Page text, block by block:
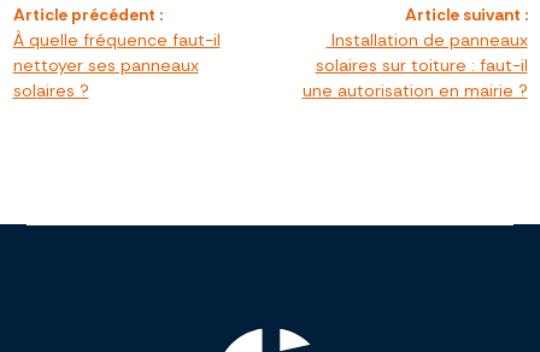
Navigation
de
l’article
Article précédent :
À quelle fréquence faut-il
nettoyer ses panneaux
solaires ?
Article suivant :
Installation de panneaux
solaires sur toiture : faut-il
une autorisation en mairie ?